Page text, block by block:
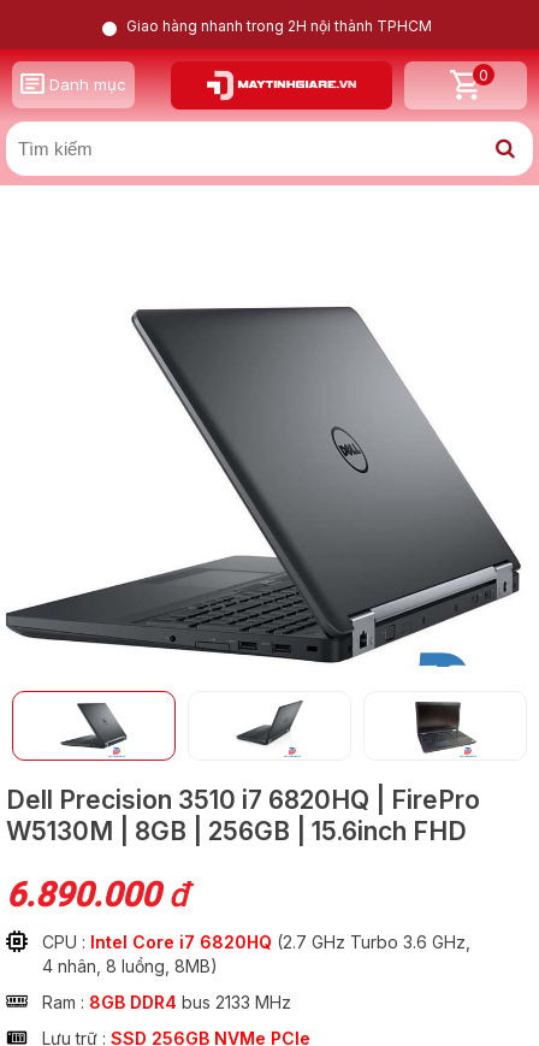
Giao hàng nhanh trong 2H nội thành TPHCM
Danh mục 0
Dell Precision 3510 i7 6820HQ | FirePro
W5130M | 8GB | 256GB | 15.6inch FHD
6.890.000đ
CPU : Intel Core i7 6820HQ (2.7 GHz Turbo 3.6 GHz,
4 nhân, 8 luồng, 8MB)
Ram : 8GB DDR4 bus 2133 MHz
Lưu trữ : SSD 256GB NVMe PCIe
GỌI LẠI CHO TÔI X
Dell Precision 3510 i7 6820HQ | FirePro W5130M | 8GB |
Nữ